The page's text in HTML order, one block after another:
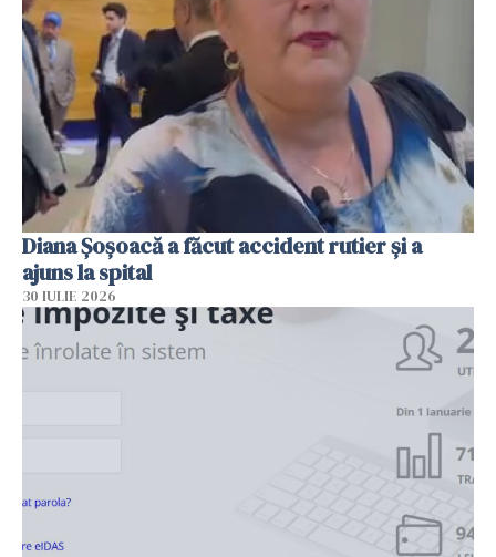
Diana Șoșoacă a făcut accident rutier și a
ajuns la spital
30 IULIE 2026